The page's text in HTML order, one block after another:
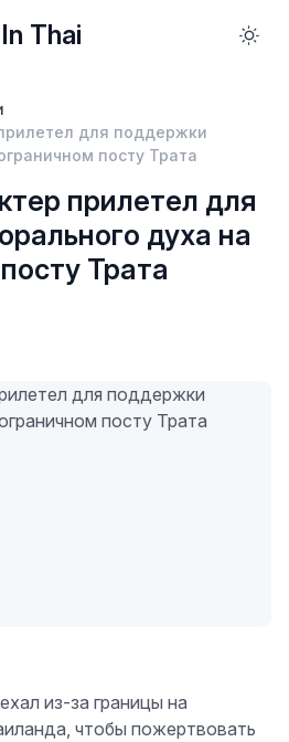
In Thai
для поддержки
посту Трата
прилетел для
духа на
Трата
из-за границы на
чтобы пожертвовать